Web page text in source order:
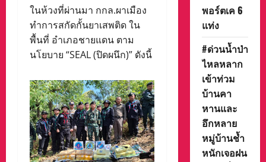
ในห้วงที่ผ่านมา กกล.ผาเมือง
ทำการสกัดกั้นยาเสพติด ใน
พื้นที่ อำเภอชายแดน ตาม
นโยบาย “SEAL (ปิดผนึก)” ดังนี้
พอร์ตเค 6
แท่ง
#ด่วนน้ำป่า
ไหลหลาก
เข้าท่วม
บ้านคา
หานและ
อึกหลาย
หมู่บ้านช้ำ
หนักเจอฝน